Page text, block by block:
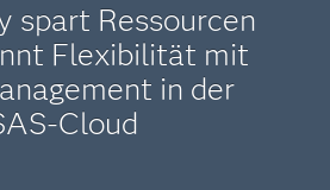
spart Ressourcen
Flexibilität mit
in der
Cloud